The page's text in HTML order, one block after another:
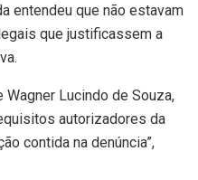
entendeu que não estavam
que justificassem a
Wagner Lucindo de Souza,
autorizadores da
contida na denúncia”,